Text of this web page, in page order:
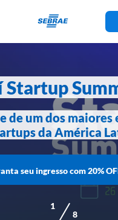
de um dos maiores
da América
seu ingresso com 20%
1
8